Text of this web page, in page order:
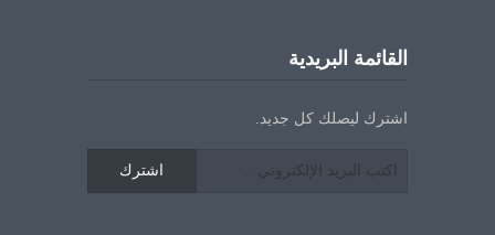
القائمة البريدية
اشترك ليصلك كل جديد.
اشترك